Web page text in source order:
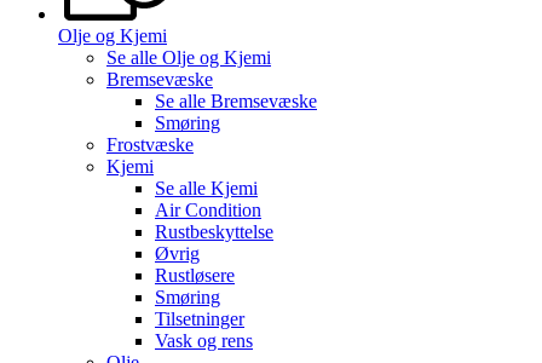
Olje og Kjemi
Se alle Olje og Kjemi
Bremsevæske
Se alle Bremsevæske
Smøring
Frostvæske
Kjemi
Se alle Kjemi
Air Condition
Rustbeskyttelse
Øvrig
Rustløsere
Smøring
Tilsetninger
Vask og rens